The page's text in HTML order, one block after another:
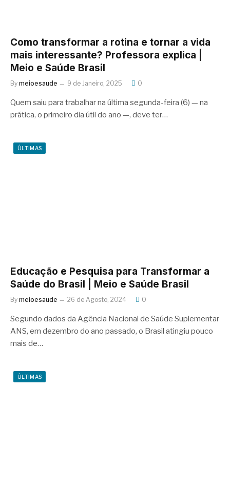
Como transformar a rotina e tornar a vida
mais interessante? Professora explica |
Meio e Saúde Brasil
By meioesaude 9 de Janeiro, 2025 0
Quem saiu para trabalhar na última segunda-feira (6) — na
prática, o primeiro dia útil do ano —, deve ter…
ÚLTIMAS
Educação e Pesquisa para Transformar a
Saúde do Brasil | Meio e Saúde Brasil
By meioesaude 26 de Agosto, 2024 0
Segundo dados da Agência Nacional de Saúde Suplementar
ANS, em dezembro do ano passado, o Brasil atingiu pouco
mais de…
ÚLTIMAS